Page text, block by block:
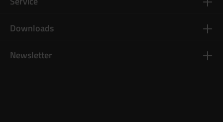
Newsletter
Downloads